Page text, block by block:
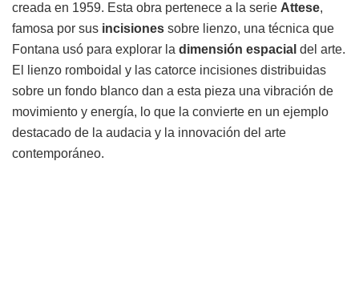
creada en 1959. Esta obra pertenece a la serie Attese,
famosa por sus incisiones sobre lienzo, una técnica que
Fontana usó para explorar la dimensión espacial del arte.
El lienzo romboidal y las catorce incisiones distribuidas
sobre un fondo blanco dan a esta pieza una vibración de
movimiento y energía, lo que la convierte en un ejemplo
destacado de la audacia y la innovación del arte
contemporáneo.